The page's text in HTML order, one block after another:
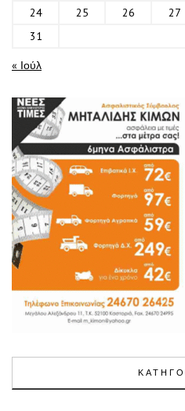
24
25 26 27
31
« Ιούλ